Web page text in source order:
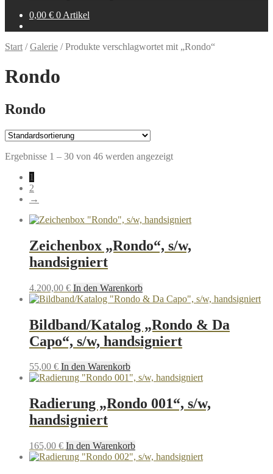
0,00 € 0 Artikel
Start /Galerie /Produkte verschlagwortet mit „Rondo“
Rondo
Rondo
Ergebnisse 1 – 30 von 46 werden angezeigt
1
2
→
Zeichenbox „Rondo“, s/w,
handsigniert
4.200,00 € In den Warenkorb
Bildband/Katalog „Rondo & Da
Capo“, s/w, handsigniert
55,00 € In den Warenkorb
Radierung „Rondo 001“, s/w,
handsigniert
165,00 € In den Warenkorb